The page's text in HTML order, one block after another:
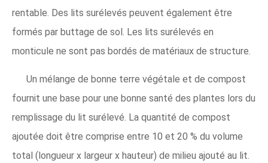
rentable. Des lits surélevés peuvent également être
formés par buttage de sol. Les lits surélevés en
monticule ne sont pas bordés de matériaux de structure.
Un mélange de bonne terre végétale et de compost
fournit une base pour une bonne santé des plantes lors du
remplissage du lit surélevé. La quantité de compost
ajoutée doit être comprise entre 10 et 20 % du volume
total (longueur x largeur x hauteur) de milieu ajouté au lit.